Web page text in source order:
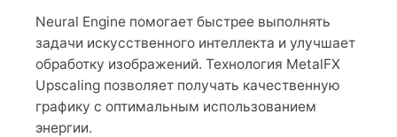
Neural Engine помогает быстрее выполнять
задачи искусственного интеллекта и улучшает
обработку изображений. Технология MetalFX
Upscaling позволяет получать качественную
графику с оптимальным использованием
энергии.